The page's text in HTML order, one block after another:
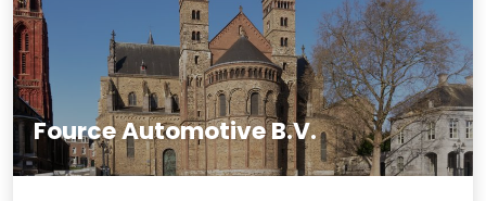
Fource Automotive B.V.